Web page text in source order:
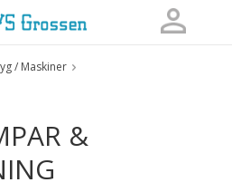
tillagd i varukorgen
/ Maskiner
&